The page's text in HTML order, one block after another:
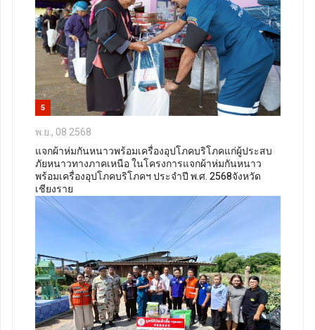
5
พ.ย., 08 2568
แจกผ้าห่มกันหนาวพร้อมเครื่องอุปโภคบริโภคแก่ผู้ประสบ
ภัยหนาวทางภาคเหนือ ในโครงการแจกผ้าห่มกันหนาว
พร้อมเครื่องอุปโภคบริโภคฯ ประจำปี พ.ศ. 2568จังหวัด
เชียงราย